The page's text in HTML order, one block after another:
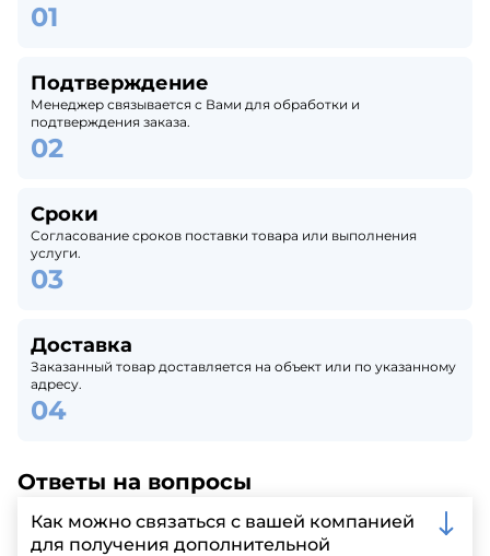
Подтверждение
Менеджер связывается с Вами для обработки и
подтверждения заказа.
Сроки
Согласование сроков поставки товара или выполнения
услуги.
Доставка
Заказанный товар доставляется на объект или по указанному
адресу.
Ответы на вопросы
Как можно связаться с вашей компанией
для получения дополнительной